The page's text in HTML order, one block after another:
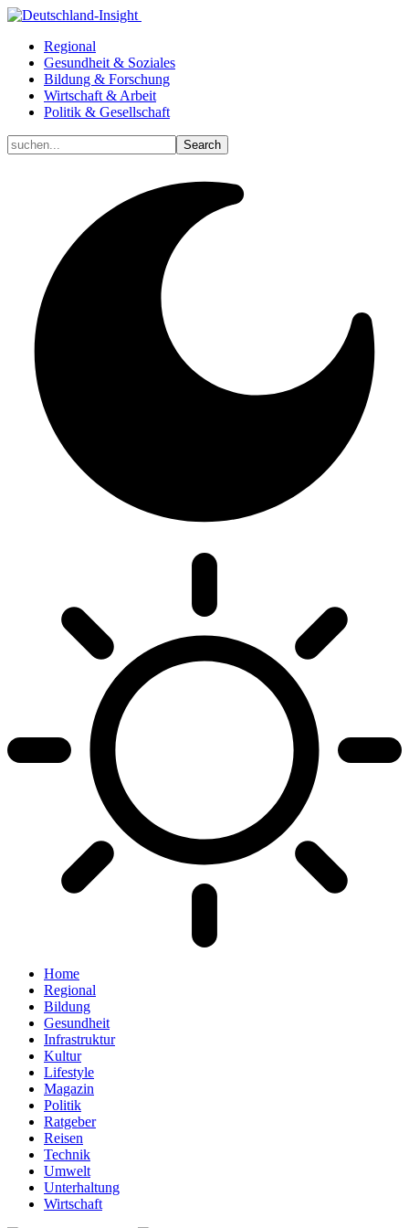
Regional
Gesundheit & Soziales
Bildung & Forschung
Wirtschaft & Arbeit
Politik & Gesellschaft
Home
Regional
Bildung
Gesundheit
Infrastruktur
Kultur
Lifestyle
Magazin
Politik
Ratgeber
Reisen
Technik
Umwelt
Unterhaltung
Wirtschaft